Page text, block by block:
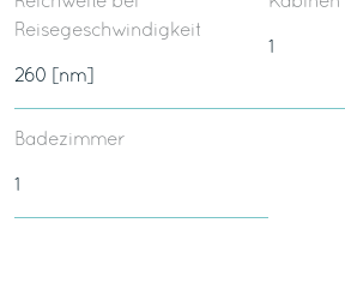
Reisegeschwindigkeit
260 [nm]
1
Badezimmer
1